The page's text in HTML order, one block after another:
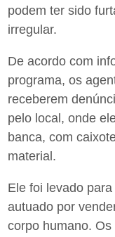
podem ter sido
irregular.
De acordo com
programa, os
receberem
pelo local, onde
banca, com
material.
Ele foi levado
autuado por
corpo humano.